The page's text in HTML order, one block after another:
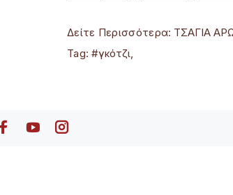
Δείτε Περισσότερα: ΤΣΑΓΙΑ
Tag: #γκότζι,